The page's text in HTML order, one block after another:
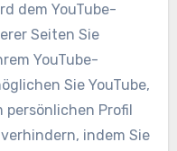
dem YouTube-
Seiten Sie
YouTube-
Sie YouTube,
Profil
indem Sie